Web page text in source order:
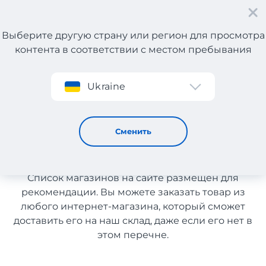
Регистрация
Выберите другую страну или регион для просмотра
контента в соответствии с местом пребывания
Ukraine
Сменить
Одежда с Франции с доставкой в Казахстан
Одежда с Франции с
доставкой в Казахстан
Список магазинов на сайте размещен для
рекомендации. Вы можете заказать товар из
любого интернет-магазина, который сможет
доставить его на наш склад, даже если его нет в
этом перечне.